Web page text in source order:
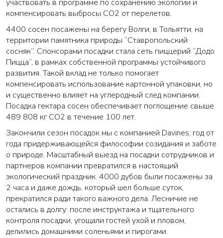
участвовать в программе по сохранению экологии и
компенсировать выбросы СО2 от перелетов.
4400 сосен посажены на берегу Волги, в Тольятти, на
территории памятника природы “Ставропольский
сосняк”. Спонсорами посадки стала сеть пиццерий “Додо
Пицца”, в рамках собственной программы устойчивого
развития. Такой вклад не только помогает
компенсировать использование картонной упаковки, но
и существенно влияет на углеродный след компании.
Посадка гектара сосен обеспечивает поглощение свыше
489 808 кг СО2 в течение 100 лет.
Закончили сезон посадок мы с компанией Davines, год от
года придерживающейся философии созидания и заботе
о природе. Масштабный выезд на посадки сотрудников и
партнеров компании превратился в настоящий
экологический праздник. 4000 дубов были посажены за
2 часа и даже дождь, который шел больше суток,
прекратился ради такого важного дела. Лесничие не
остались в долгу: после инструктажа и тщательного
контроля посадки, угощали гостей ухой и пловом,
делились домашними соленьями и пирогами.